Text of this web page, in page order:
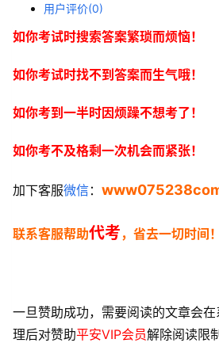
用户评价(0)
如你考试时搜索答案繁琐而烦恼！
如你考试时找不到答案而生气哦！
如你考到一半时因烦躁不想考了！
如你考不及格剩一次机会而紧张！
加下客服微信：
联系客服帮助代考 ，省去一切时间！
一旦赞助成功，需要阅读的文章会
理后对赞助平安VIP会员解除阅读限